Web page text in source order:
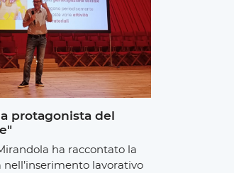
protagonista del
ha raccontato la
lavorativo